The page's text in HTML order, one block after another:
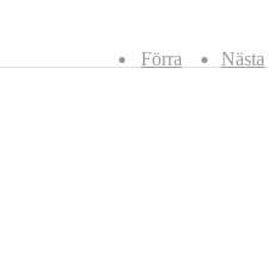
Förra Nästa